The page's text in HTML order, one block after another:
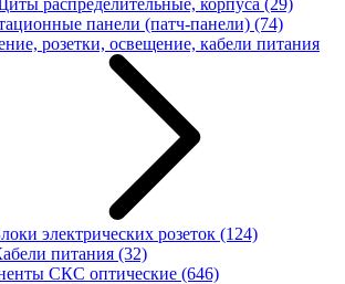
распределительные, корпуса (29)
панели (патч-панели) (74)
розетки, освещение, кабели питания
электрических розеток (124)
питания (32)
СКС оптические (646)